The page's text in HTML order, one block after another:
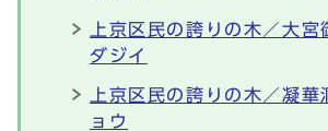
上京区民の誇りの木／大宮
ダジイ
上京区民の誇りの木／凝華
ョウ